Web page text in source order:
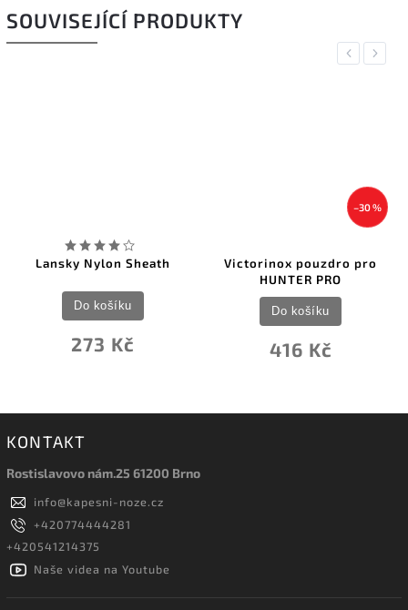
SOUVISEJÍCÍ PRODUKTY
Previous
Lansky Nylon Sheath
273 Kč
Do košíku
–30 %
Victorinox pouzdro pro
HUNTER PRO
416 Kč
Do košíku
Next
KONTAKT
Rostislavovo nám.25 61200 Brno
info@kapesni-noze.cz
+420774444281
+420541214375
Naše videa na Youtube